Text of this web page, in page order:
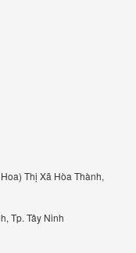
Thị Xã Hòa Thành,
Tp. Tây Ninh